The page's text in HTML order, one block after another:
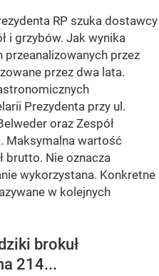
RP szuka dostawcy
i grzybów. Jak wynika
przez
przez dwa lata.
Prezydenta przy ul.
oraz Zespół
Maksymalna wartość
brutto. Nie oznacza
wykorzystana. Konkretne
w kolejnych
brokuł
214...